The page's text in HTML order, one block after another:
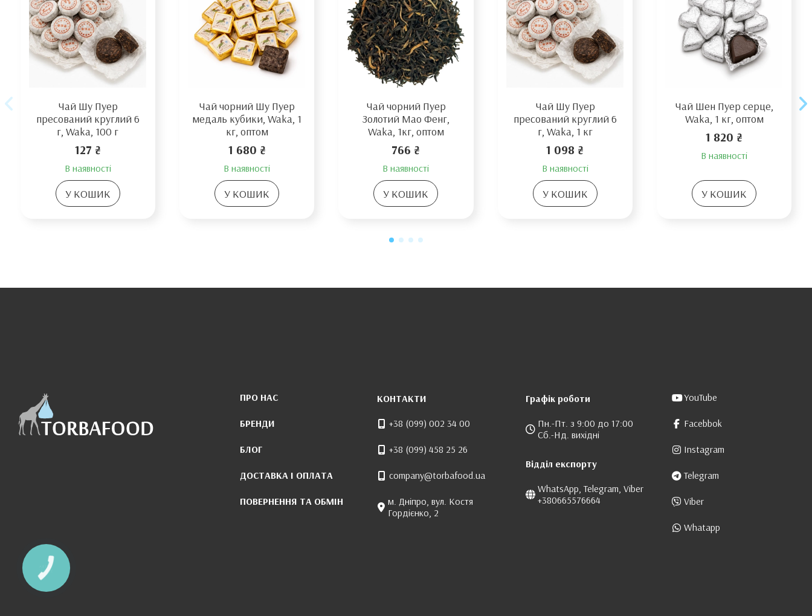
Чай Шу Пуер
пресований круглий 6
г, Waka, 100 г
127 ₴
В наявності
У КОШИК
Чай чорний Шу Пуер
медаль кубики, Waka, 1
кг, оптом
1 680 ₴
В наявності
У КОШИК
Чай чорний Пуер
Золотий Мао Фенг,
Waka, 1кг, оптом
766 ₴
В наявності
У КОШИК
Чай Шу Пуер
пресований круглий 6
г, Waka, 1 кг
1 098 ₴
В наявності
У КОШИК
Чай Шен Пуер серце,
Waka, 1 кг, оптом
1 820 ₴
В наявності
У КОШИК
ПРО НАС
БРЕНДИ
БЛОГ
ДОСТАВКА І ОПЛАТА
ПОВЕРНЕННЯ ТА ОБМІН
КОНТАКТИ
+38 (099) 002 34 00
+38 (099) 458 25 26
company@torbafood.ua
м. Дніпро, вул. Костя
Гордієнко, 2
Графік роботи
Пн.-Пт. з 9:00 до 17:00
Сб.-Нд. вихідні
Відділ експорту
WhatsApp, Telegram, Viber
+380665576664
YouTube
Facebbok
Instagram
Telegram
Viber
Whatapp